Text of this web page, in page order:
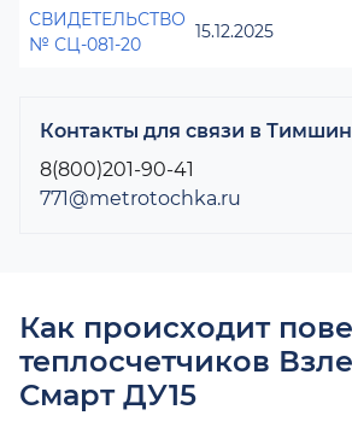
СВИДЕТЕЛЬСТВО
№ СЦ-081-20
15.12.2025
Контакты для связи в
8(800)201-90-41
771@metrotochka.ru
Как происходит
теплосчетчиков
Смарт ДУ15